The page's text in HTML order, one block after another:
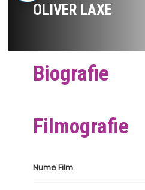
OLIVER LAXE
Biografie
Filmografie
Nume Film